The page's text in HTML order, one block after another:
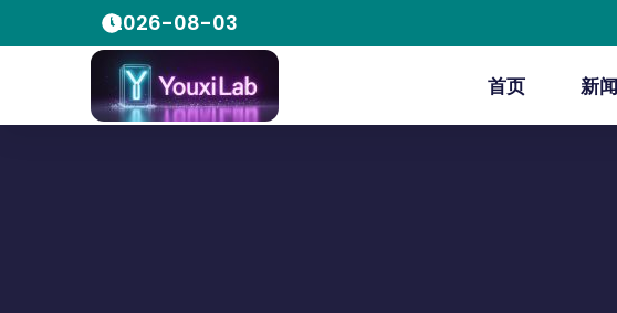
2026-08-03
首页 新闻